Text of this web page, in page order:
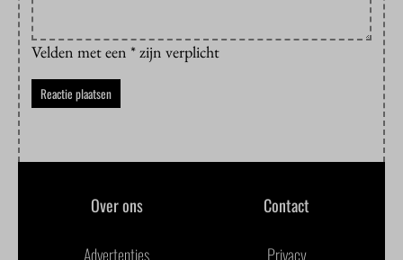
Velden met een * zijn verplicht
Over ons Contact
Advertenties Privacy